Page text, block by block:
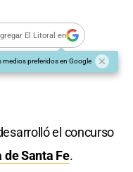
El Litoral en
medios preferidos en Google
el concurso
de Santa Fe.